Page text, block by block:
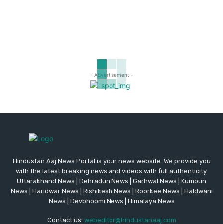
- Advertisement -
Hindustan Aaj News Portal is your news website. We provide you
with the latest breaking news and videos with full authenticity.
Uttarakhand News | Dehradun News | Garhwal News | Kumoun
News | Haridwar News | Rishikesh News | Roorkee News | Haldwani
News | Devbhoomi News | Himalaya News
Contact us: webeditor@hindustanaaj.com